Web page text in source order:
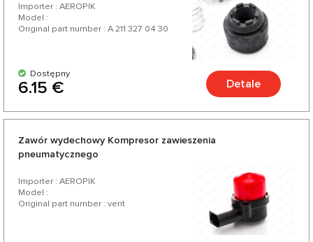
Importer : AEROPIK
Model :
Original part number : A 211 327 04 30
Dostępny
6.15 € Detale
Zawór wydechowy Kompresor zawieszenia
pneumatycznego
Importer : AEROPIK
Model :
Original part number : vent